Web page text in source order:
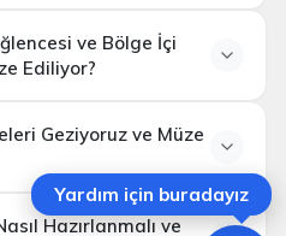
ve Bölge İçi
Ediliyor?
Türk Gecesi
ATV Safari
Geziyoruz ve Müze
Hazırlanmalı ve
Yardım için buradayız